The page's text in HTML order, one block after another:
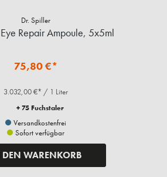
Dr. Spiller
Repair Ampoule, 5x5ml
75,80 €*
3.032,00 €* / 1 Liter
+ 75 Fuchstaler
Versandkostenfrei
Sofort verfügbar
WARENKORB